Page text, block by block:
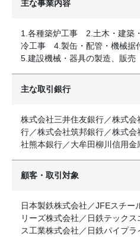
主な事業内容
1.各種築炉工事 2.土木・建築
冷工事 4.製缶・配管・機械据
5.建設機械・器具の製造、販
主な取引銀行
株式会社三井住友銀行／株式
行／株式会社筑邦銀行／株式
社熊本銀行／大牟田柳川信用金
顧客・取引対象
日本製鉄株式会社／JFEスチー
リーズ株式会社／日鉄テック
ス工業株式会社／日鉄パイプ